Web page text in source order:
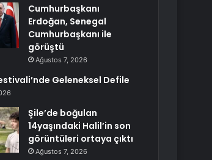
Cumhurbaşkanı
Erdoğan, Senegal
Cumhurbaşkanı ile
görüştü
Ağustos 7, 2026
Geleneksel Defile
Şile’de boğulan
14yaşındaki Halil’in son
görüntüleri ortaya çıktı
Ağustos 7, 2026